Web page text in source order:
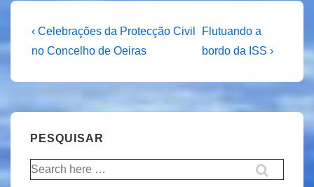
Navegação
de
artigos
Previous
Post
‹ Celebrações da Protecção Civil
no Concelho de Oeiras
Next
Post
Flutuando a
bordo da ISS ›
PESQUISAR
Pesquisar
por: